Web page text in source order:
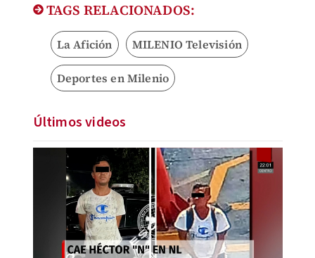
TAGS RELACIONADOS:
La Afición MILENIO Televisión
Deportes en Milenio
Últimos videos